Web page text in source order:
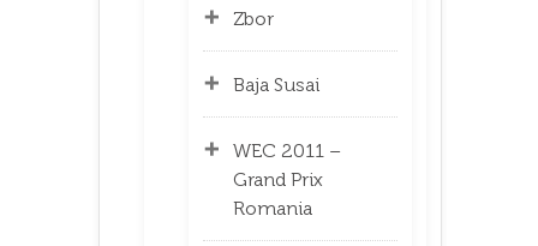
Zbor
Baja Susai
WEC 2011 –
Grand Prix
Romania